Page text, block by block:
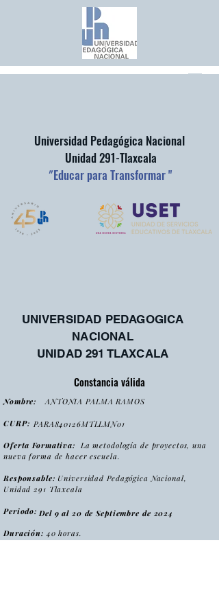
Universidad Pedagógica Nacional
Unidad 291-Tlaxcala
"Educar para Transformar "
UNIVERSIDAD PEDAGOGICA
NACIONAL
UNIDAD 291 TLAXCALA
Constancia válida
Nombre:
CURP:
Oferta Formativa: La metodología de proyectos, una
nueva forma de hacer escuela.
Responsable: Universidad Pedagógica Nacional,
Unidad 291 Tlaxcala
Periodo:
Duración: 40 horas.
ANTONIA PALMA RAMOS
PARA840126MTLLMN01
Del 9 al 20 de Septiembre de 2024